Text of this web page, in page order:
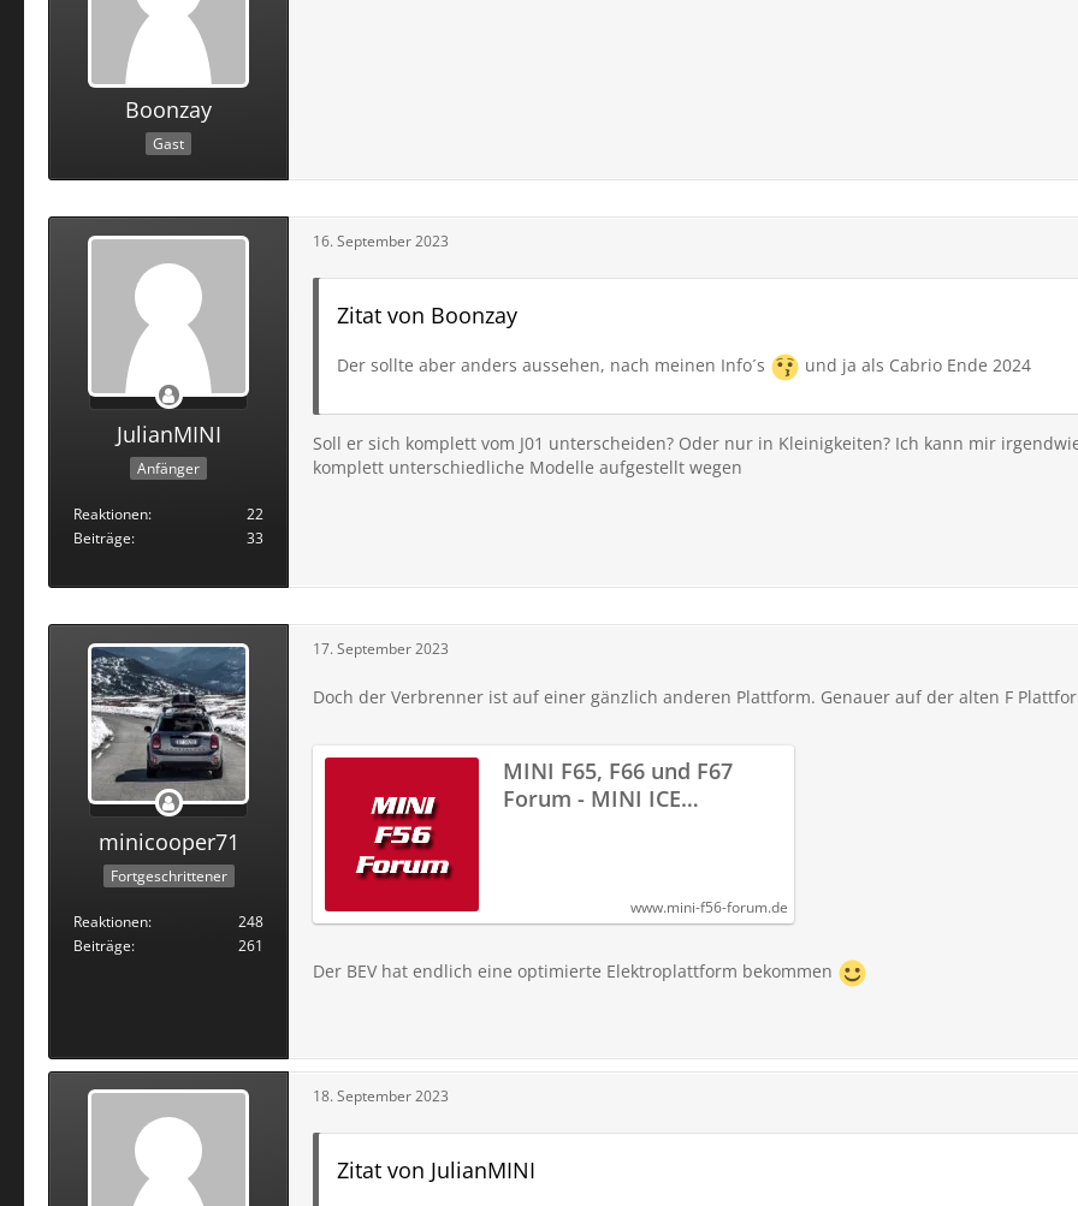
Boonzay
Gast
JulianMINI
Anfänger
Reaktionen
22
Beiträge
33
16. September 2023
Zitat von Boonzay
Der sollte aber anders aussehen, nach meinen Info´s und ja als Cabrio Ende 2024
Soll er sich komplett vom J01 unterscheiden? Oder nur in Kleinigkeiten? Ich kann mir
komplett unterschiedliche Modelle aufgestellt wegen
minicooper71
Fortgeschrittener
Reaktionen
248
Beiträge
261
17. September 2023
Doch der Verbrenner ist auf einer gänzlich anderen Plattform. Genauer auf der alten F
MINI F65, F66 und F67
Forum - MINI ICE
www.mini-f56-forum.de
Der BEV hat endlich eine optimierte Elektroplattform bekommen
18. September 2023
Zitat von JulianMINI